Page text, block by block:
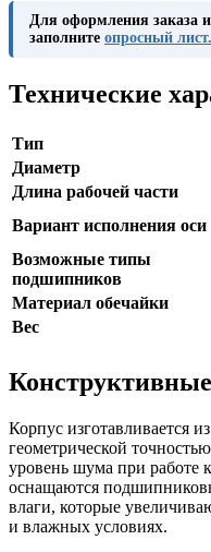
Для оформления заказа
заполните опросный лист.
Технические
Тип
Диаметр
Длина рабочей части
Вариант исполнения оси
Возможные типы
подшипников
Материал обечайки
Вес
Корпус изготавливается
геометрической
уровень шума при работе
оснащаются
влаги, которые
и влажных условиях.